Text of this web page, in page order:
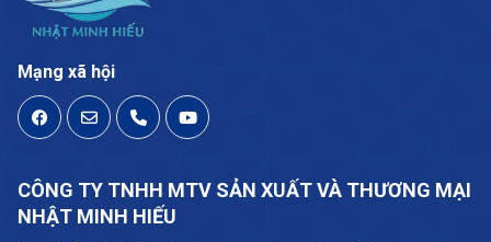
Mạng xã hội
CÔNG TY TNHH MTV SẢN XUẤT VÀ THƯƠNG MẠI
NHẬT MINH HIẾU